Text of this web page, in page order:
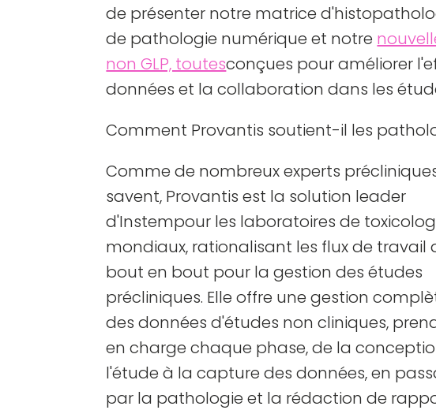
de présenter notre matrice
de pathologie numérique et notre
non GLP, toutesconçues pour améliorer
données et la collaboration dans les
Comment Provantis soutient-il les
Comme de nombreux experts
savent, Provantis est la solution leader
d'Instempour les laboratoires de
mondiaux, rationalisant les flux de travail
bout en bout pour la gestion des études
précliniques. Elle offre une gestion
des données d'études non cliniques,
en charge chaque phase, de la
l'étude à la capture des données, en
par la pathologie et la rédaction de